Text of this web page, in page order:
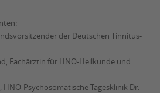
der Deutschen Tinnitus-
Fachärztin für HNO-Heilkunde und
HNO-Psychosomatische Tagesklinik Dr.